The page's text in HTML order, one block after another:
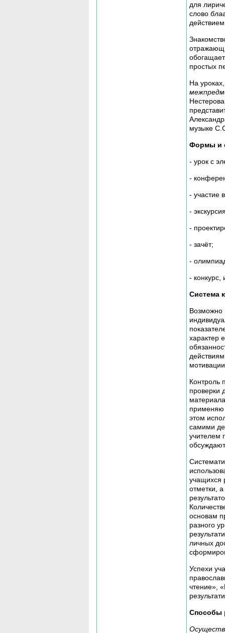
для
слово
простых
На
музыке
Формы и
- урок с
-
- участие
-
-
- зачёт;
-
- конкурс,
Система
Возможно
характер
Контроль
проверки
применяю
этом
самими
учителем
учащихся
отметки,
основам
разного
личных
Успехи
чтение»,
Способы